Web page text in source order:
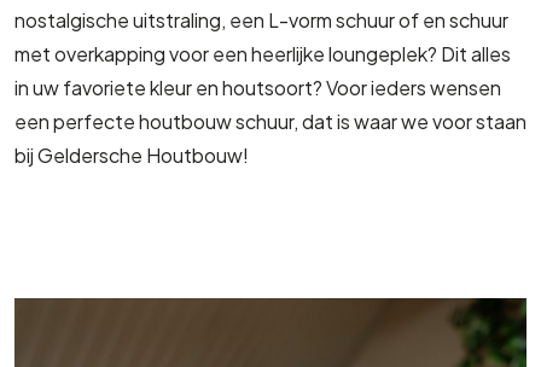
nostalgische uitstraling, een L-vorm schuur of en schuur
met overkapping voor een heerlijke loungeplek? Dit alles
in uw favoriete kleur en houtsoort? Voor ieders wensen
een perfecte houtbouw schuur, dat is waar we voor staan
bij Geldersche Houtbouw!